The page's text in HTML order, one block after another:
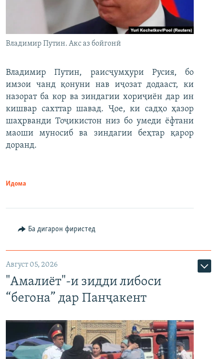
Владимир Путин. Акс аз бойгонӣ
Владимир Путин, раисҷумҳури Русия, бо
имзои чанд қонуни нав иҷозат додааст, ки
назорат ба кор ва зиндагии хориҷиён дар ин
кишвар сахттар шавад. Ҷое, ки садҳо ҳазор
шаҳрванди Тоҷикистон низ бо умеди ёфтани
маоши муносиб ва зиндагии беҳтар қарор
доранд.
Идома
Ба дигарон фиристед
Август 05, 2026
"Амалиёт"-и зидди либоси
“бегона” дар Панҷакент